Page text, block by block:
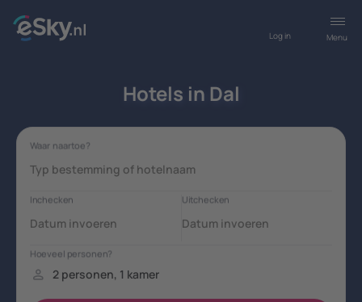
Menu
Log in
Hotels in Dal